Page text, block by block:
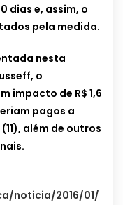
dias e, assim, o
pela medida.
nesta
o
impacto de R$ 1,6
pagos a
além de outros
noticia/2016/01/